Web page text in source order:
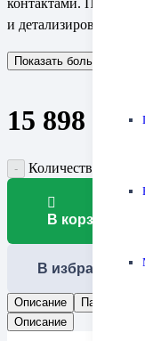
и детализированное
Показать больше
15 898
Количество
В корзину
В избранное
Описание Параметры
Описание